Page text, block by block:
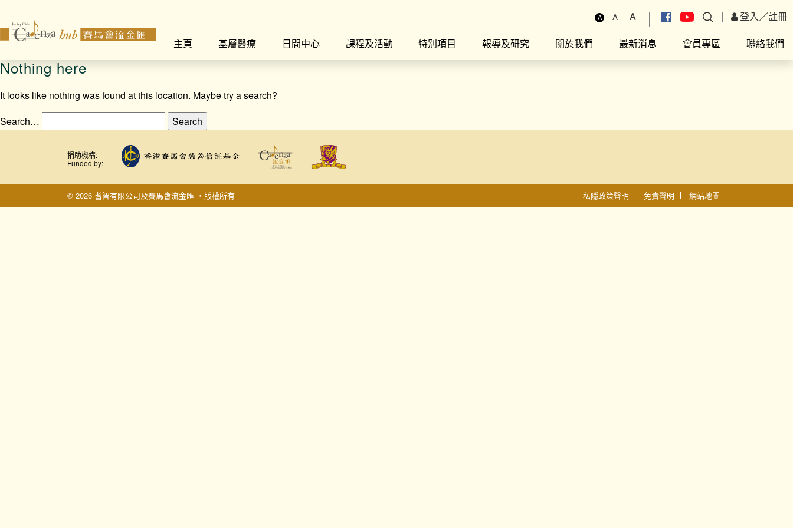
A A A 登入／註冊
主頁
基層醫療 日間中心 課程及活動 特別項目 報導及研究 關於我們 最新消息 會員專區 聯絡我們
Nothing here
It looks like nothing was found at this location. Maybe try a search?
Search…
捐助機構:
Funded by:
© 2026 耆智有限公司及賽馬會流金匯 ‧版權所有 私隱政策聲明 免責聲明 網站地圖